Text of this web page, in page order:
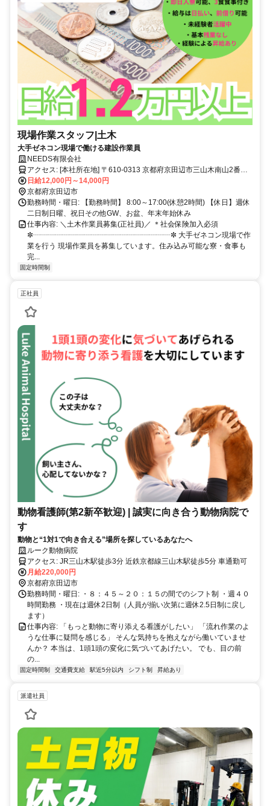
現場作業スタッフ|土木
大手ゼネコン現場で働ける建設作業員
NEEDS有限会社
アクセス: [本社所在地] 〒610-0313 京都府京田辺市三山木南山2番地5
三山木駅から徒歩10分程度
日給12,000円～14,000円
京都府京田辺市
勤務時間・曜日: 【勤務時間】 8:00～17:00(休憩2時間) 【休日】週休
二日制日曜、祝日その他GW、お盆、年末年始休み
仕事内容: ＼土木作業員募集(正社員)／ ＊社会保険加入必須
✼┈┈┈┈┈┈┈┈┈┈┈┈┈┈┈┈┈┈┈✼ 大手ゼネコン現場で作
業を行う 現場作業員を募集しています。住み込み可能な寮・食事も
完...
固定時間制
正社員
動物看護師(第2新卒歓迎) | 誠実に向き合う動物病院で
す
動物と“1対1で向き合える”場所を探しているあなたへ
ルーク動物病院
アクセス: JR三山木駅徒歩3分 近鉄京都線三山木駅徒歩5分 車通勤可
月給220,000円
京都府京田辺市
勤務時間・曜日: ・８：４５～２０：１５の間でのシフト制 ・週４０
時間勤務 ・現在は週休2日制（人員が揃い次第に週休2.5日制に戻し
ます）
仕事内容: 「もっと動物に寄り添える看護がしたい」 「流れ作業のよ
うな仕事に疑問を感じる」 そんな気持ちを抱えながら働いていませ
んか？ 本当は、1頭1頭の変化に気づいてあげたい。 でも、目の前
の...
固定時間制 交通費支給 駅近5分以内 シフト制 昇給あり
派遣社員